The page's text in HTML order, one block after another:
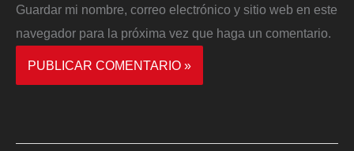
Guardar mi nombre, correo electrónico y sitio web en este
navegador para la próxima vez que haga un comentario.